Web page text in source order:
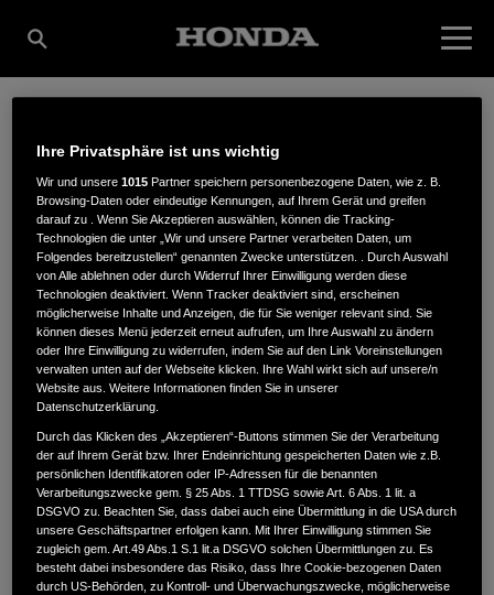
LATEMA
HANDELSZENTRUM
WEIMAR
Erfurter Straße 86,99427
ANFAHRTSBESCHREIBUNG ANFORDERN
WEBSITE
Ihre Privatsphäre ist uns wichtig
Wir und unsere1015 Partner speichern personenbezogene Daten, wie z. B.
Browsing-Daten oder eindeutige Kennungen, auf Ihrem Gerät und greifen
darauf zu . Wenn Sie Akzeptieren auswählen, können die Tracking-
Technologien die unter „Wir und unsere Partner verarbeiten Daten, um
Folgendes bereitzustellen“ genannten Zwecke unterstützen. . Durch Auswahl
von Alle ablehnen oder durch Widerruf Ihrer Einwilligung werden diese
Technologien deaktiviert. Wenn Tracker deaktiviert sind, erscheinen
möglicherweise Inhalte und Anzeigen, die für Sie weniger relevant sind. Sie
können dieses Menü jederzeit erneut aufrufen, um Ihre Auswahl zu ändern
oder Ihre Einwilligung zu widerrufen, indem Sie auf den Link Voreinstellungen
verwalten unten auf der Webseite klicken. Ihre Wahl wirkt sich auf unsere/n
Website aus. Weitere Informationen finden Sie in unserer
Datenschutzerklärung.
Durch das Klicken des „Akzeptieren“-Buttons stimmen Sie der Verarbeitung
der auf Ihrem Gerät bzw. Ihrer Endeinrichtung gespeicherten Daten wie z.B.
persönlichen Identifikatoren oder IP-Adressen für die benannten
Verarbeitungszwecke gem. § 25 Abs. 1 TTDSG sowie Art. 6 Abs. 1 lit. a
DSGVO zu. Beachten Sie, dass dabei auch eine Übermittlung in die USA durch
unsere Geschäftspartner erfolgen kann. Mit Ihrer Einwilligung stimmen Sie
zugleich gem. Art.49 Abs.1 S.1 lit.a DSGVO solchen Übermittlungen zu. Es
besteht dabei insbesondere das Risiko, dass Ihre Cookie-bezogenen Daten
durch US-Behörden, zu Kontroll- und Überwachungszwecke, möglicherweise